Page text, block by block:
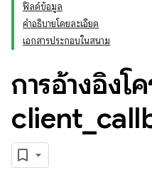
ฟิลด์ข้อมูล
คำอธิบายโดยละเอียด
เอกสารประกอบในสนาม
การอ้างอิงโ
client